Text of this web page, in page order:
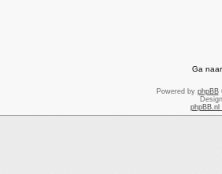
Ga
Powered by phpBB
phpBB.nl